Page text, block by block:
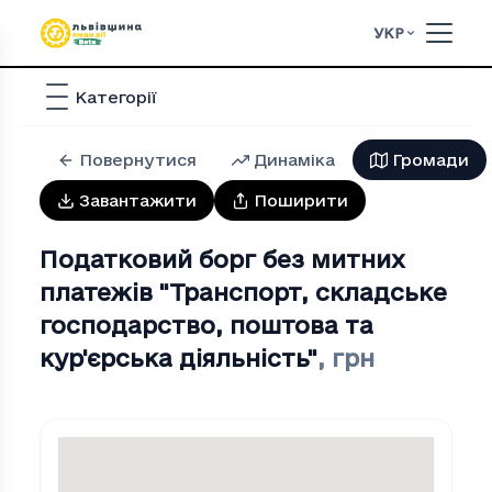
УКР
Категорії
Повернутися Динаміка Громади
Завантажити Поширити
Податковий борг без митних
платежів "Транспорт, складське
господарство, поштова та
кур'єрська дiяльнiсть", грн